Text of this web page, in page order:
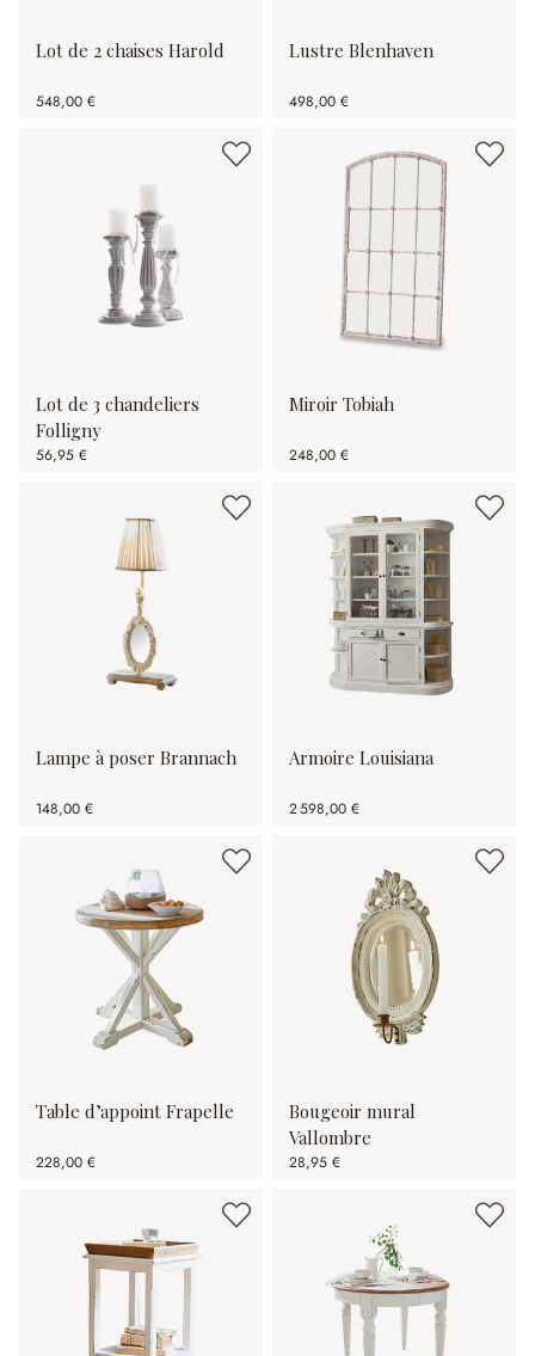
Lot de 2 chaises Harold
548,00 €
Lustre Blenhaven
498,00 €
Lot de 3 chandeliers
Folligny
56,95 €
Miroir Tobiah
248,00 €
Lampe à poser Brannach
148,00 €
Armoire Louisiana
2 598,00 €
Table d’appoint Frapelle
228,00 €
Bougeoir mural
Vallombre
28,95 €